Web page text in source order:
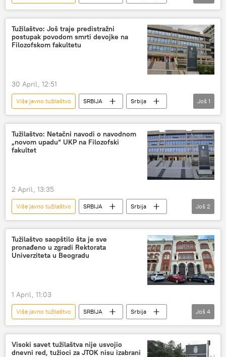
Srbija – politika
Tužilaštvo: Još traje predistražni
postupak povodom smrti devojke na
Filozofskom fakultetu
30 April, 12:51
Više javno tužilaštvo SRBIJA
Srbija
Srbija – politika
Još 1
Tužilaštvo: Netačni navodi o navodnom
„novom upadu“ UKP na Filozofski
fakultet
2 April, 13:35
Više javno tužilaštvo SRBIJA
Srbija
Srbija – politika
ukp
Još 2
Tužilaštvo saopštilo šta je sve
pronađeno u zgradi Rektorata
Univerziteta u Beogradu
1 April, 11:03
Više javno tužilaštvo SRBIJA
Srbija
Srbija – politika
Društvo
Srbija – društvo
Još 4
Visoki savet tužilaštva nije usvojio
dnevni red, tužioci za JTOK nisu izabrani